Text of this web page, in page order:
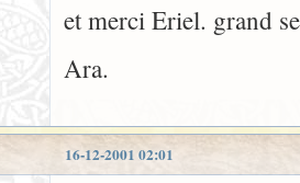
et merci Eriel. grand
Ara.
16-12-2001 02:01